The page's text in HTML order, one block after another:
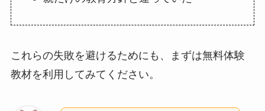
これらの失敗を避けるためにも、まずは無料体験
教材を利用してみてください。